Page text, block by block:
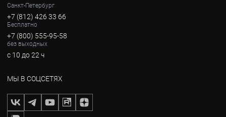
Санкт-Петербург
+7 (812) 426 33 66
Бесплатно
+7 (800) 555-95-58
без выходных
с 10 до 22 ч
МЫ В СОЦСЕТЯХ